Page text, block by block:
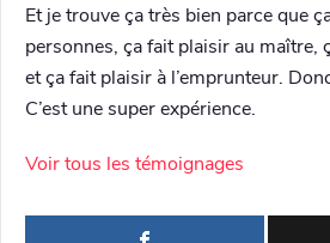
Et je trouve ça très bien parce que
personnes, ça fait plaisir au maître,
et ça fait plaisir à l’emprunteur.
C’est une super expérience.
Voir tous les témoignages